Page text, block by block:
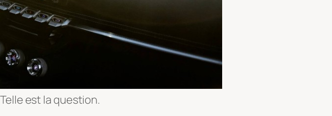
est la question.